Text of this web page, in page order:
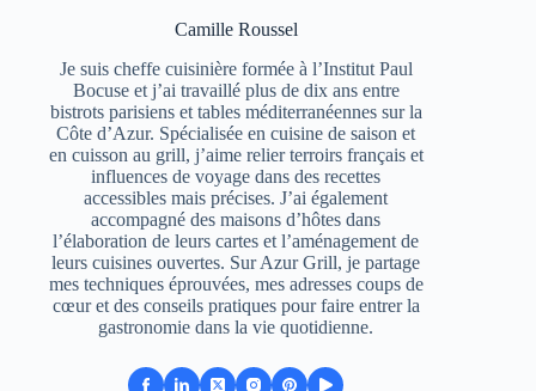
Camille Roussel
Je suis cheffe cuisinière formée à l’Institut Paul
Bocuse et j’ai travaillé plus de dix ans entre
bistrots parisiens et tables méditerranéennes sur la
Côte d’Azur. Spécialisée en cuisine de saison et
en cuisson au grill, j’aime relier terroirs français et
influences de voyage dans des recettes
accessibles mais précises. J’ai également
accompagné des maisons d’hôtes dans
l’élaboration de leurs cartes et l’aménagement de
leurs cuisines ouvertes. Sur Azur Grill, je partage
mes techniques éprouvées, mes adresses coups de
cœur et des conseils pratiques pour faire entrer la
gastronomie dans la vie quotidienne.